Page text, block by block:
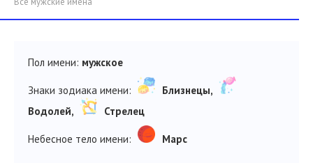
Пол имени: мужское
Знаки зодиака имени:
Близнецы,
Водолей,
Стрелец
Небесное тело имени: Марс